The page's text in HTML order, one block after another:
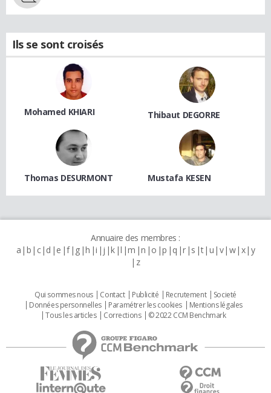
Ils se sont croisés
Mohamed KHIARI Thibaut DEGORRE
Thomas DESURMONT Mustafa KESEN
Annuaire des membres :
a b c d e f g h i j k l m n o p q r s t u v w x y
z
Qui sommes nous Contact Publicité Recrutement
Societé
Données personnelles
Paramétrer les cookies
Mentions légales
Tous les articles
Corrections © 2022 CCM Benchmark